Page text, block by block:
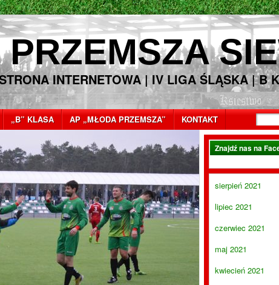
INTERNETOWA | IV LIGA ŚLĄSKA | B
„B” KLASA AP „MŁODA PRZEMSZA” KONTAKT
Znajdź nas na
sierpień 2021
lipiec 2021
czerwiec 2021
maj 2021
kwiecień 2021